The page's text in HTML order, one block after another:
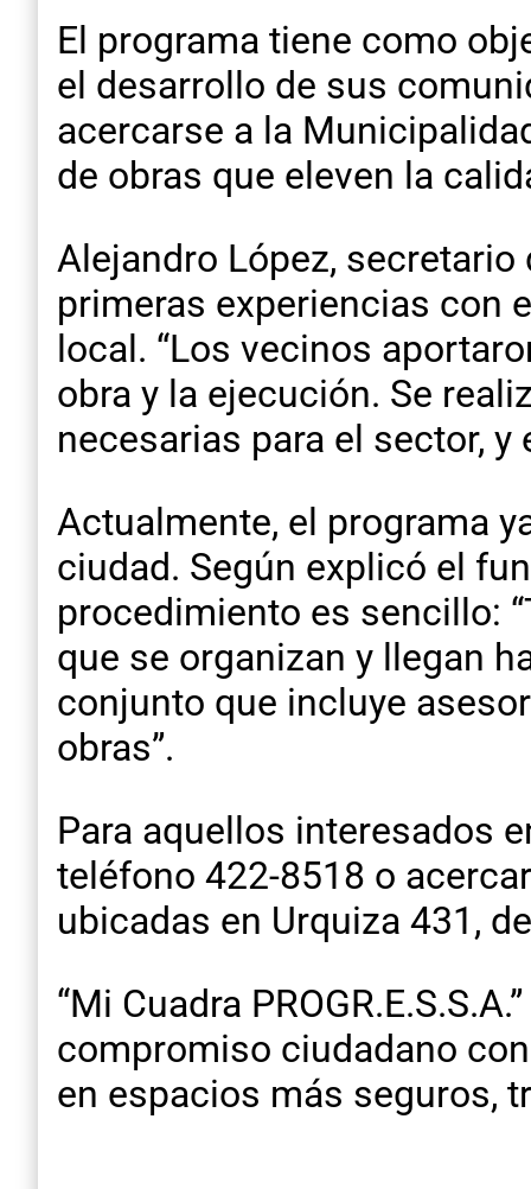
El programa tiene como
el desarrollo de sus
acercarse a la
de obras que eleven la
Alejandro López,
primeras experiencias con
local. “Los vecinos
obra y la ejecución. Se
necesarias para el sector,
Actualmente, el programa
ciudad. Según explicó el
procedimiento es sencillo:
que se organizan y llegan
conjunto que incluye
obras”.
Para aquellos interesados
teléfono 422-8518 o
ubicadas en Urquiza 431,
“Mi Cuadra
compromiso ciudadano
en espacios más seguros,